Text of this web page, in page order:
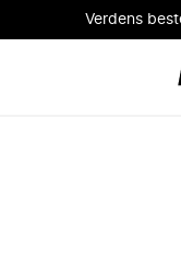
Verdens